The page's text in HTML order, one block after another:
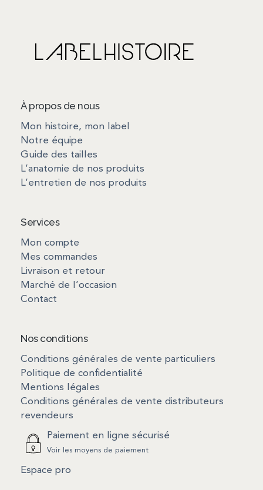
À propos de nous
Mon histoire, mon label
Notre équipe
Guide des tailles
L’anatomie de nos produits
L’entretien de nos produits
Services
Mon compte
Mes commandes
Livraison et retour
Marché de l’occasion
Contact
Nos conditions
Conditions générales de vente particuliers
Politique de confidentialité
Mentions légales
Conditions générales de vente distributeurs
revendeurs
Paiement en ligne sécurisé
Voir les moyens de paiement
Espace pro